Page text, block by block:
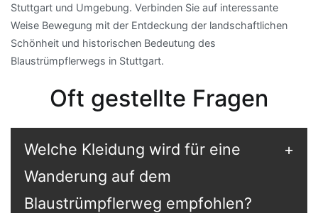
Stuttgart und Umgebung. Verbinden Sie auf interessante
Weise Bewegung mit der Entdeckung der landschaftlichen
Schönheit und historischen Bedeutung des
Blaustrümpflerwegs in Stuttgart.
Oft gestellte Fragen
Welche Kleidung wird für eine
Wanderung auf dem
Blaustrümpflerweg empfohlen?